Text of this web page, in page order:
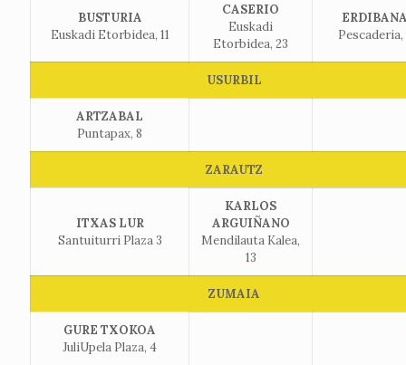
BUSTURIA
Euskadi Etorbidea, 11
CASERIO
Euskadi
Etorbidea, 23
Pescaderia,
USURBIL
ARTZABAL
Puntapax, 8
ZARAUTZ
ITXAS LUR
Santuiturri Plaza 3
KARLOS
ARGUIÑANO
Mendilauta Kalea,
13
ZUMAIA
GURE TXOKOA
JuliUpela Plaza, 4